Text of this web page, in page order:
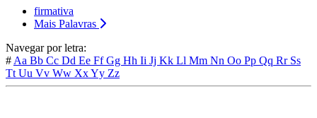
firmativa
Mais Palavras
Navegar por letra:
# Aa Bb Cc Dd Ee FfGg Hh Ii Jj Kk Ll Mm Nn Oo Pp Qq Rr Ss
Tt Uu Vv Ww XxYy Zz